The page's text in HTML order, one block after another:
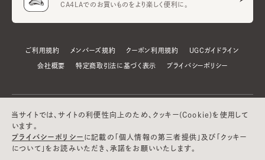
CA4LAでのお買いものをより楽しく便利に。
ご利用規約 メンバーズ規約 クーポン利用規約 UGCガイドライン
会社概要 特定商取引法に基づく表示 プライバシーポリシー
当サイトでは、サイトの利便性向上のため、クッキー(Cookie)を使用して
います。
プライバシーポリシー に記載の「個人情報の第三者提供」及び「クッキー
について」をお読みいただき、承諾をお願いいたします。